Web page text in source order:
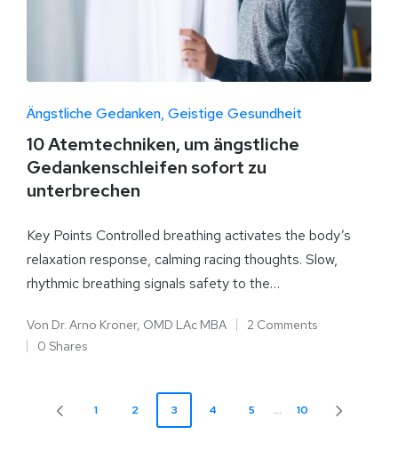
Ängstliche Gedanken Geistige Gesundheit
10 Atemtechniken, um ängstliche
Gedankenschleifen sofort zu
unterbrechen
Key Points Controlled breathing activates the body’s
relaxation response, calming racing thoughts. Slow,
rhythmic breathing signals safety to the…
Von Dr. Arno Kroner, OMD LAc MBA
2 Comments
0 Shares
1 2 3 4 5 … 10